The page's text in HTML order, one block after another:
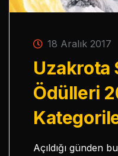
18 Aralık 2017
Uzakrota
Ödülleri
Açıldığı günden